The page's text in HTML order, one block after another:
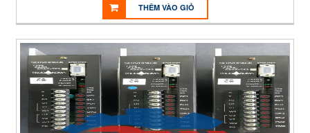
THÊM VÀO GIỎ